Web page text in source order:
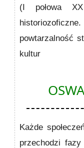
(I połowa
powtarzalność
kultur
Każde
przechodzi